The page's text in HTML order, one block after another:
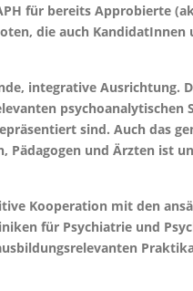
für bereits Approbierte
die auch KandidatInnen
integrative Ausrichtung.
psychoanalytischen
sind. Auch das
Pädagogen und Ärzten ist
Kooperation mit den
für Psychiatrie und